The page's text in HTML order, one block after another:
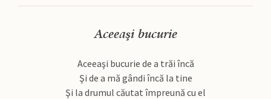
Aceeaşi bucurie
Aceeaşi bucurie de a trăi încă
Şi de a mă gândi încă la tine
Şi la drumul căutat împreună cu el